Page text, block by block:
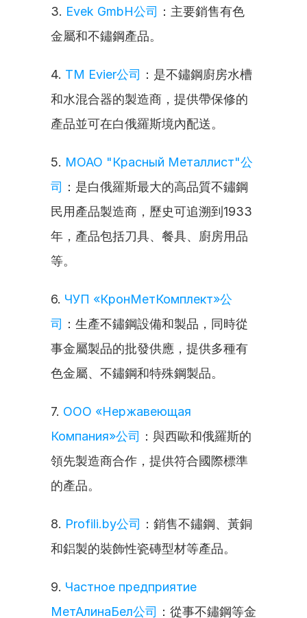
3. Evek GmbH公司 ：主要銷售有色
金屬和不鏽鋼產品。
4. TM Evier公司 ：是不鏽鋼廚房水槽
和水混合器的製造商，提供帶保修的
產品並可在白俄羅斯境內配送。
5. МОАО "Красный Металлист"公
司 ：是白俄羅斯最大的高品質不鏽鋼
民用產品製造商，歷史可追溯到1933
年，產品包括刀具、餐具、廚房用品
等。
6. ЧУП «КронМетКомплект»公
司 ：生產不鏽鋼設備和製品，同時從
事金屬製品的批發供應，提供多種有
色金屬、不鏽鋼和特殊鋼製品。
7. ООО «Нержавеющая
Компания»公司 ：與西歐和俄羅斯的
領先製造商合作，提供符合國際標準
的產品。
8. Profili.by公司 ：銷售不鏽鋼、黃銅
和鋁製的裝飾性瓷磚型材等產品。
9. Частное предприятие
МетАлинаБел公司 ：從事不鏽鋼等金